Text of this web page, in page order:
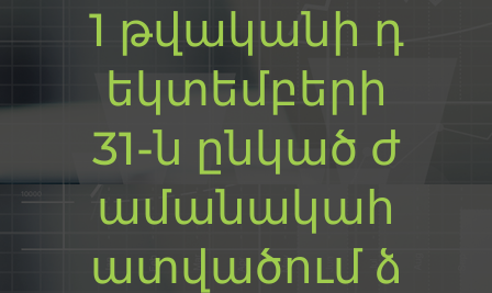
1 թվականի դ
եկտեմբերի
31-ն ընկած ժ
ամանակահ
ատվածում ձ